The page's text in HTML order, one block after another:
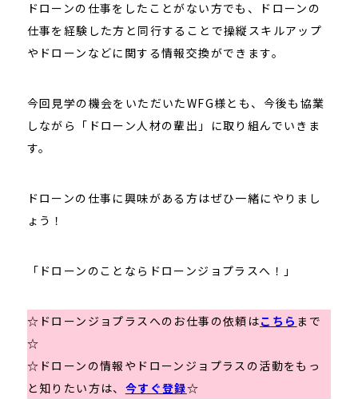
ドローンの仕事をしたことがない方でも、ドローンの
仕事を経験した方と同行することで操縦スキルアップ
やドローンなどに関する情報交換ができます。
今回見学の機会をいただいたWFG様とも、今後も協業
しながら「ドローン人材の輩出」に取り組んでいきま
す。
ドローンの仕事に興味がある方はぜひ一緒にやりまし
ょう！
「ドローンのことならドローンジョプラスへ！」
☆ドローンジョプラスへのお仕事の依頼はこちら まで
☆
☆ドローンの情報やドローンジョプラスの活動をもっ
と知りたい方は、 今すぐ登録☆